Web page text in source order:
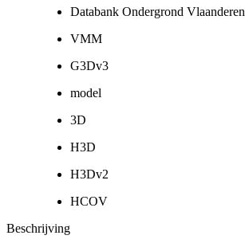
Databank Ondergrond Vlaanderen
VMM
G3Dv3
model
3D
H3D
H3Dv2
HCOV
Beschrijving